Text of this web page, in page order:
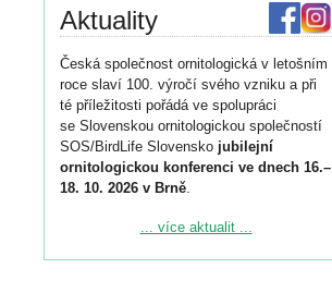
Aktuality
Česká společnost ornitologická v letošním
roce slaví 100. výročí svého vzniku a při
té příležitosti pořádá ve spolupráci
se Slovenskou ornitologickou společností
SOS/BirdLife Slovensko jubilejní
ornitologickou konferenci ve dnech 16.–
18. 10. 2026 v Brně.
Podrobnější informace ke konferenci
... více aktualit ...